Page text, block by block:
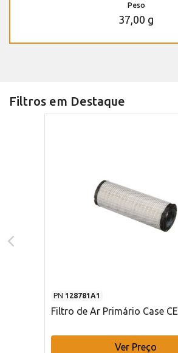
Peso
37,00 g
Filtros em Destaque
PN 128781A1
Filtro de Ar Primário Case CE
Ver Preço